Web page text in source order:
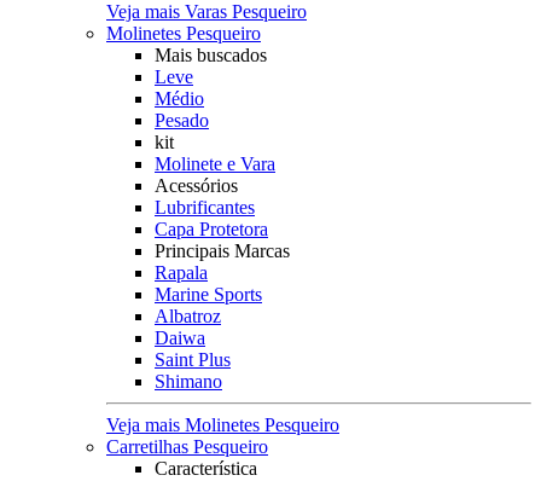
Veja mais Varas Pesqueiro
Molinetes Pesqueiro
Mais buscados
Leve
Médio
Pesado
kit
Molinete e Vara
Acessórios
Lubrificantes
Capa Protetora
Principais Marcas
Rapala
Marine Sports
Albatroz
Daiwa
Saint Plus
Shimano
Veja mais Molinetes Pesqueiro
Carretilhas Pesqueiro
Característica